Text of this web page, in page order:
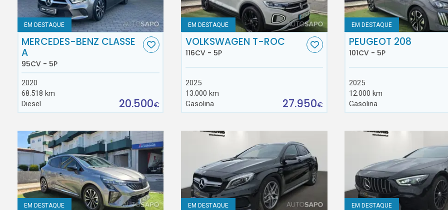
EM DESTAQUE
MERCEDES-BENZ CLASSE
A
95CV - 5P
2020
68.518 km
Diesel
20.500€
EM DESTAQUE
VOLKSWAGEN T-ROC
116CV - 5P
2025
13.000 km
Gasolina
27.950€
EM DESTAQUE
PEUGEOT 208
101CV - 5P
2025
12.000 km
Gasolina
EM DESTAQUE EM DESTAQUE EM DESTAQUE